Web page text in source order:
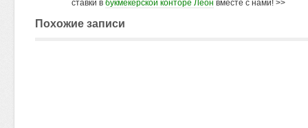
ставки в букмекерской конторе Леон вместе с нами! >>
Похожие записи